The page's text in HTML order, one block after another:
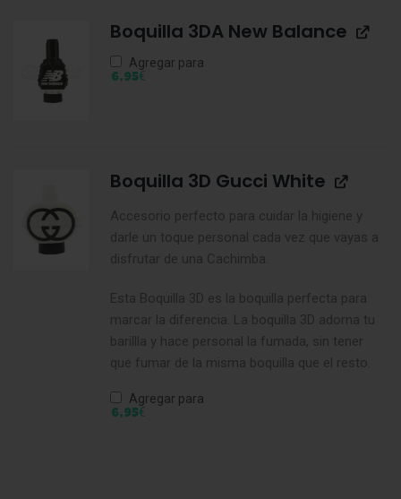
Boquilla 3DA New Balance
Agregar para
6,95€
Boquilla 3D Gucci White
Accesorio perfecto para cuidar la higiene y
darle un toque personal cada vez que vayas a
disfrutar de una Cachimba.
Esta Boquilla 3D es la boquilla perfecta para
marcar la diferencia. La boquilla 3D adorna tu
barillla y hace personal la fumada, sin tener
que fumar de la misma boquilla que el resto.
Agregar para
6,95€